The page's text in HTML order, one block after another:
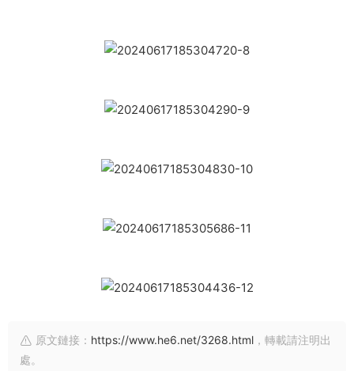
原文鏈接： https://www.he6.net/3268.html ，轉載請注明出
處。